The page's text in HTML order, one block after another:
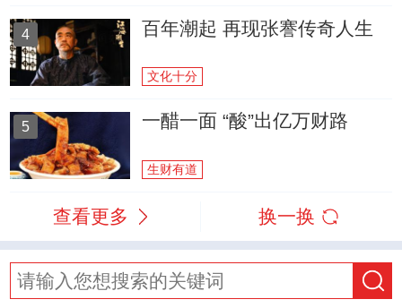
4 百年潮起 再现张謇传奇人生
文化十分
5 一醋一面 “酸”出亿万财路
生财有道
查看更多 换一换